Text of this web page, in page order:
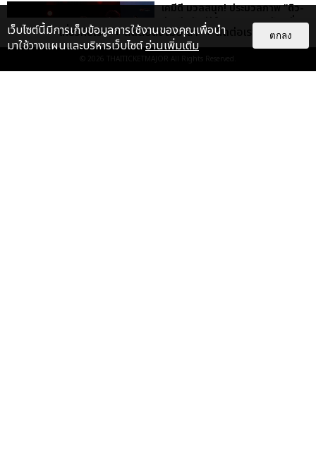
เคมีดี มวลสนุก! ประมวลภาพ “ดิว-
ธี” เปิดตัวซีรีส์ “MR.KILL มังงะสั่ง
ตาย” ในงาน “MR.KILL...
EXCLUSIVE
เกี่ยวกับเรา ติดต่อลงโฆษณา ติดต่อเรา
© 2026 THAITICKETMAJOR All Rights Reserved.
เว็บไซต์นี้มีการเก็บข้อมูลการใช้งานของคุณเพื่อนำ
มาใช้วางแผนและบริหารเว็บไซต์อ่านเพิ่มเติม
ตกลง